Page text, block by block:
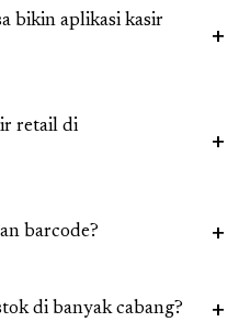
bikin aplikasi kasir
retail di
barcode?
di banyak cabang?